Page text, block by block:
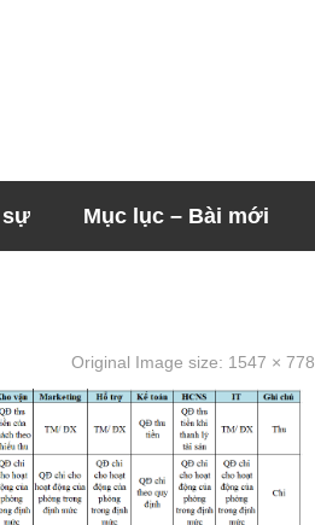
sự Mục lục – Bài mới
Original Image size: 1547 × 778